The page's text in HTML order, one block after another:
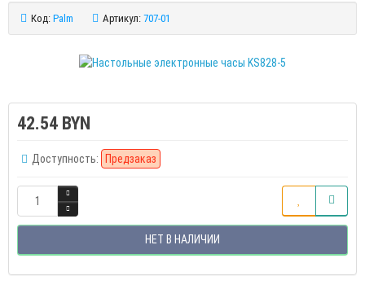
Код: Palm Артикул: 707-01
42.54 BYN
Доступность: Предзаказ
НЕТ В НАЛИЧИИ